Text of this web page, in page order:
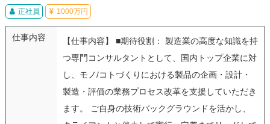
正社員 1000万円
仕事内容
【仕事内容】 ■期待役割： 製造業の高度な知識を持
つ専門コンサルタントとして、国内トップ企業に対
し、モノ/コトづくりにおける製品の企画・設計・
製造・評価の業務プロセス改革を支援していただき
ます。 ご自身の技術バックグラウンドを活かし、